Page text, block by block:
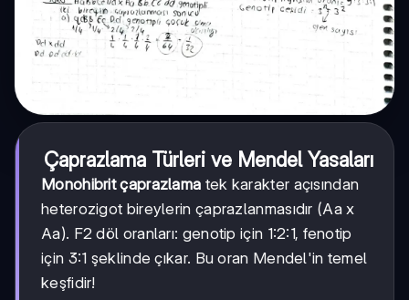
Çaprazlama Türleri ve Mendel Yasaları
Monohibrit çaprazlama tek karakter açısından
heterozigot bireylerin çaprazlanmasıdır (Aa x
Aa). F2 döl oranları: genotip için 1:2:1, fenotip
için 3:1 şeklinde çıkar. Bu oran Mendel'in temel
keşfidir!